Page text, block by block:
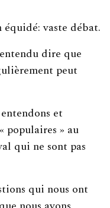
vaste débat.
dire que
peut
et
populaires » au
qui ne sont pas
qui nous ont